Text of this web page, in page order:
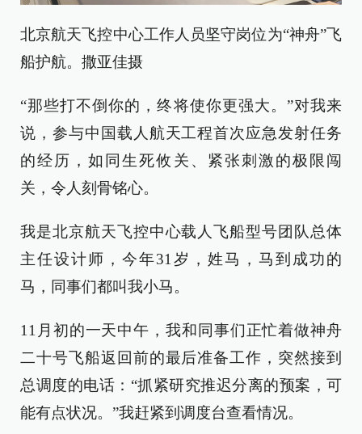
北京航天飞控中心工作人员坚守岗位为“神舟”飞
船护航。撒亚佳摄
“那些打不倒你的，终将使你更强大。”对我来
说，参与中国载人航天工程首次应急发射任务
的经历，如同生死攸关、紧张刺激的极限闯
关，令人刻骨铭心。
我是北京航天飞控中心载人飞船型号团队总体
主任设计师，今年31岁，姓马，马到成功的
马，同事们都叫我小马。
11月初的一天中午，我和同事们正忙着做神舟
二十号飞船返回前的最后准备工作，突然接到
总调度的电话：“抓紧研究推迟分离的预案，可
能有点状况。”我赶紧到调度台查看情况。